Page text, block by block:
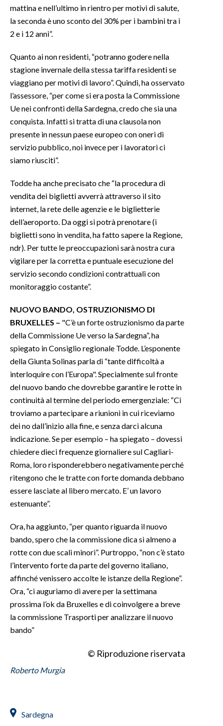
mattina e nell’ultimo in rientro per motivi di salute,
la seconda è uno sconto del 30% per i bambini tra i
2 e i 12 anni”.
Quanto ai non residenti, “potranno godere nella
stagione invernale della stessa tariffa residenti se
viaggiano per motivi di lavoro”. Quindi, ha osservato
l’assessore, “per come si era posta la Commissione
Ue nei confronti della Sardegna, credo che sia una
conquista. Infatti si tratta di una clausola non
presente in nessun paese europeo con oneri di
servizio pubblico, noi invece per i lavoratori ci
siamo riusciti”.
Todde ha anche precisato che “la procedura di
vendita dei biglietti avverrà attraverso il sito
internet, la rete delle agenzie e le biglietterie
dell’aeroporto. Da oggi si potrà prenotare (i
biglietti sono in vendita, ha fatto sapere la Regione,
ndr). Per tutte le preoccupazioni sarà nostra cura
vigilare per la corretta e puntuale esecuzione del
servizio secondo condizioni contrattuali con
monitoraggio costante”.
NUOVO BANDO, OSTRUZIONISMO DI
BRUXELLES – "C’è un forte ostruzionismo da parte
della Commissione Ue verso la Sardegna”, ha
spiegato in Consiglio regionale Todde. L’esponente
della Giunta Solinas parla di “tante difficoltà a
interloquire con l’Europa". Specialmente sul fronte
del nuovo bando che dovrebbe garantire le rotte in
continuità al termine del periodo emergenziale: “Ci
troviamo a partecipare a riunioni in cui riceviamo
dei no dall’inizio alla fine, e senza darci alcuna
indicazione. Se per esempio – ha spiegato – dovessi
chiedere dieci frequenze giornaliere sul Cagliari-
Roma, loro risponderebbero negativamente perché
ritengono che le tratte con forte domanda debbano
essere lasciate al libero mercato. E’ un lavoro
estenuante”.
Ora, ha aggiunto, “per quanto riguarda il nuovo
bando, spero che la commissione dica sì almeno a
rotte con due scali minori”. Purtroppo, “non c’è stato
l’intervento forte da parte del governo italiano,
affinché venissero accolte le istanze della Regione”.
Ora, “ci auguriamo di avere per la settimana
prossima l’ok da Bruxelles e di coinvolgere a breve
la commissione Trasporti per analizzare il nuovo
bando”
© Riproduzione riservata
Roberto Murgia
Sardegna